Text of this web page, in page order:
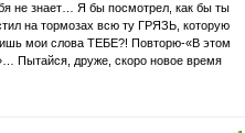
не знает… Я бы посмотрел, как бы ты
на тормозах всю ту ГРЯЗЬ, которую
мои слова ТЕБЕ?! Повторю-«В этом
Пытайся, друже, скоро новое время